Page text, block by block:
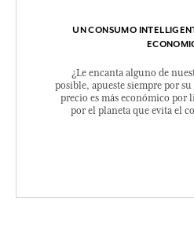
UN CONSUMO
¿Le encanta alguno de
posible, apueste siempre por
precio es más económico por
por el planeta que evita el